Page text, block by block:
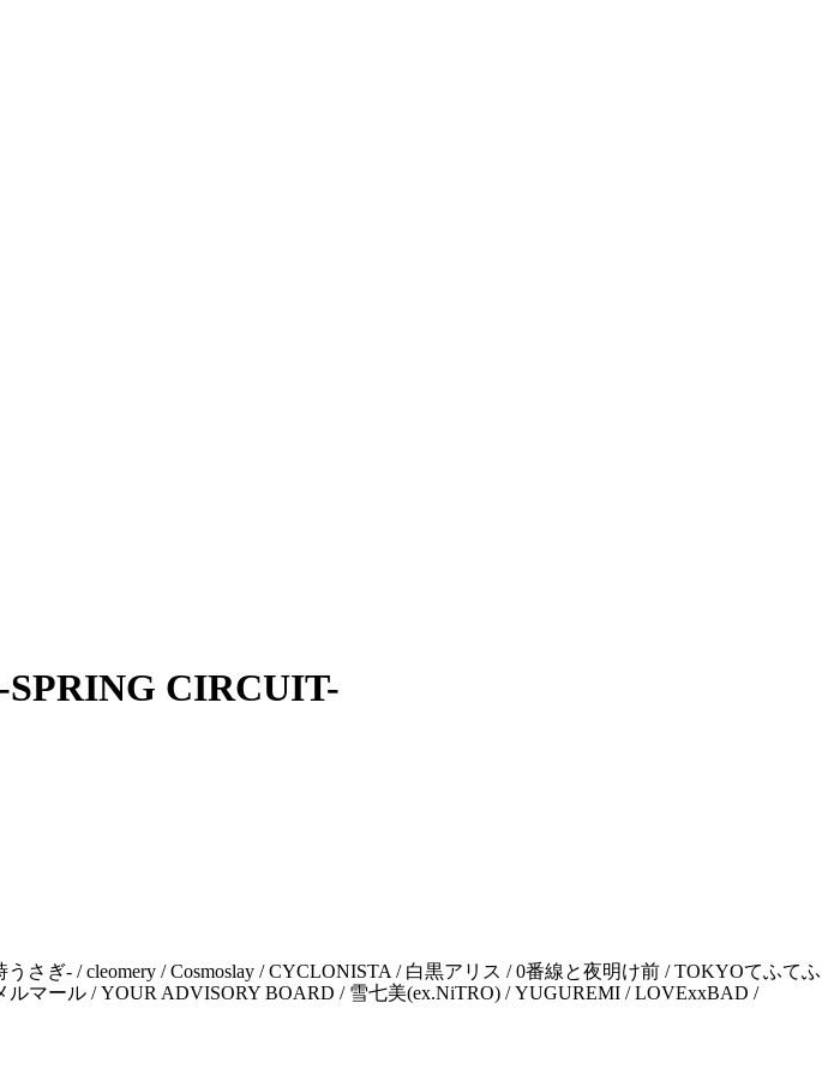
SPRING CIRCUIT-
ぎ- / cleomery / Cosmoslay / CYCLONISTA / 白黒アリス / 0番線と夜明け前 / TOKYOてふてふ
マール / YOUR ADVISORY BOARD / 雪七美(ex.NiTRO) / YUGUREMI / LOVExxBAD /